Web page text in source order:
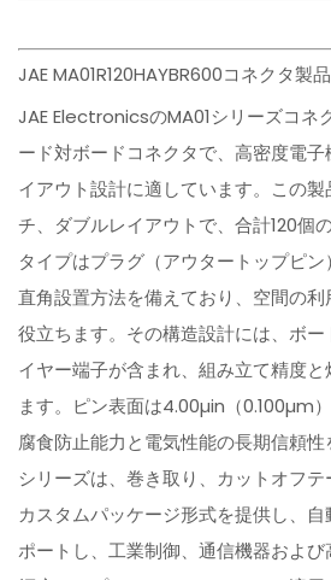
JAE MA01R120HAYBR600コネクタ製
JAE ElectronicsのMA01シリーズコネ
ード対ボードコネクタで、高密度電
イアウト設計に適しています。この
チ、ダブルレイアウトで、合計120個
タイプはプラグ（アウタートップピ
直角設置方法を備えており、空間の
役立ちます。その構造設計には、ボ
イヤー端子が含まれ、組み立て精度
ます。ピン表面は4.00µin（0.100µm
腐食防止能力と電気性能の長期信頼性
シリーズは、巻き取り、カットオフ
カスタムパッケージ形式を提供し、
ポートし、工業制御、通信機器およ